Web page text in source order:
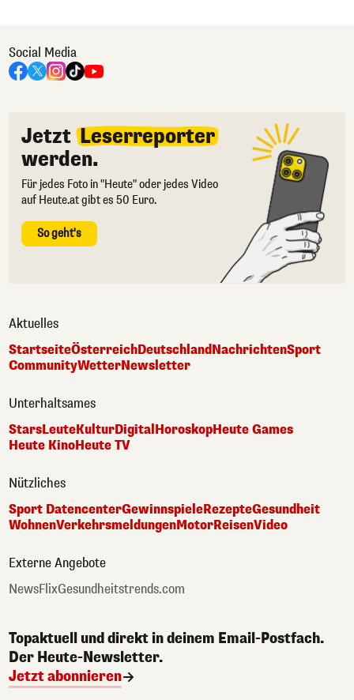
Social Media
Jetzt Leserreporter
werden.
Für jedes Foto in "Heute" oder jedes Video
auf Heute.at gibt es 50 Euro.
So geht's
Aktuelles
StartseiteÖsterreichDeutschlandNachrichtenSport
CommunityWetterNewsletter
Unterhaltsames
StarsLeuteKulturDigitalHoroskopHeute Games
Heute KinoHeute TV
Nützliches
Sport DatencenterGewinnspieleRezepteGesundheit
WohnenVerkehrsmeldungenMotorReisenVideo
Externe Angebote
NewsFlixGesundheitstrends.com
Topaktuell und direkt in deinem Email-Postfach.
Der Heute-Newsletter.
Jetzt abonnieren